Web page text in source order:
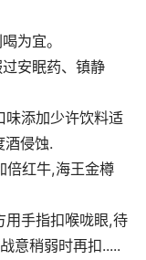
为宜。
安眠药、镇静
味添加少许饮料适
酒侵蚀.
倍红牛,海王金樽
用手指扣喉咙眼,待
意稍弱时再扣.....